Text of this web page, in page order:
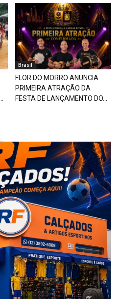
Brasil
FLOR DO MORRO ANUNCIA
PRIMEIRA ATRAÇÃO DA
FESTA DE LANÇAMENTO DO...